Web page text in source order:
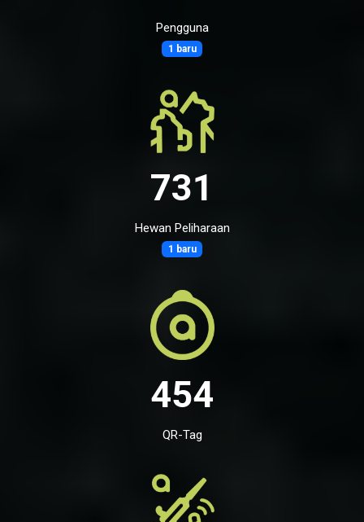
Pengguna
1 baru
731
Hewan Peliharaan
1 baru
454
QR-Tag